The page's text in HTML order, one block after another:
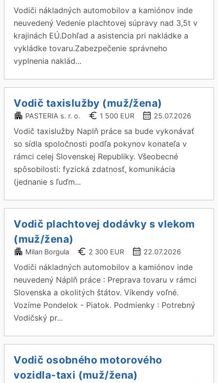
Vodiči nákladných automobilov a kamiónov inde
neuvedený Vedenie plachtovej súpravy nad 3,5t v
krajinách EÚ.Dohľad a asistencia pri nakládke a
vykládke tovaru.Zabezpečenie správneho
vyplnenia naklád...
Vodič taxislužby (muž/žena)
PASTERIA s. r. o. 1 500 EUR 25.07.2026
Vodič taxislužby Naplň práce sa bude vykonávať
so sídla spoločnosti podľa pokynov konateľa v
rámci celej Slovenskej Republiky. Všeobecné
spôsobilosti: fyzická zdatnosť, komunikácia
(jednanie s ľuďm...
Vodič plachtovej dodávky s vlekom
(muž/žena)
Milan Borgula 2 300 EUR 22.07.2026
Vodiči nákladných automobilov a kamiónov inde
neuvedený Náplň práce : Preprava tovaru v rámci
Slovenska a okolitých štátov. Víkendy voľné.
Vozíme Pondelok - Piatok. Podmienky : Potrebný
Vodičský pr...
Vodič osobného motorového
vozidla-taxi (muž/žena)